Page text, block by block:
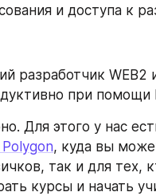
и доступа к
разработчик WEB2
при помощи
Для этого у нас
, куда вы
так и для тех,
курсы и начать